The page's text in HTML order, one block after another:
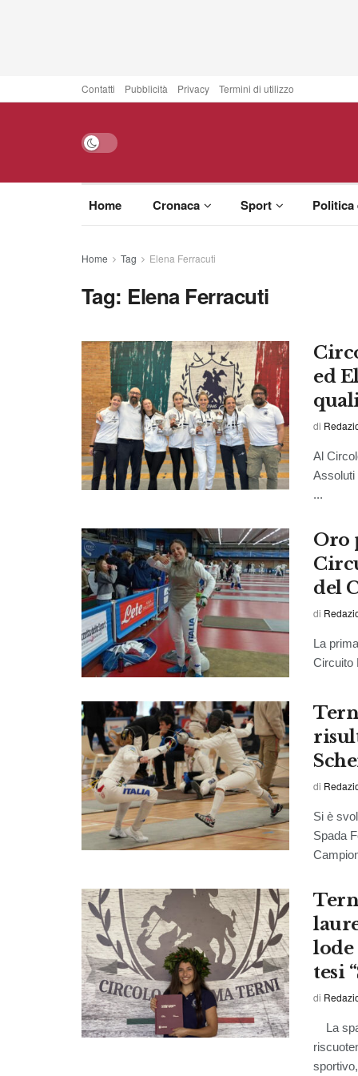
Contatti Pubblicità Privacy Termini di utilizzo
Home Cronaca Sport Politica
Home Tag Elena Ferracuti
Tag: Elena Ferracuti
ed
di
Al
Assoluti
...
Oro
del
di
La
Circuito
di
Si è
Spada
lode
tesi
di
La